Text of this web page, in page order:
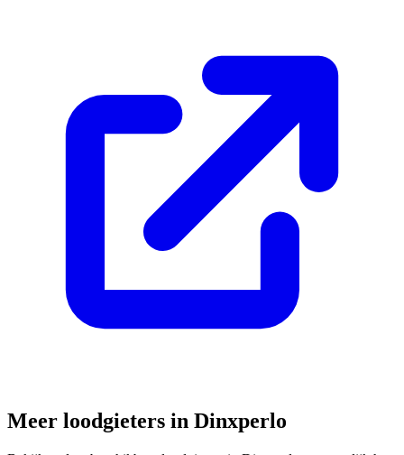
Meer loodgieters in Dinxperlo